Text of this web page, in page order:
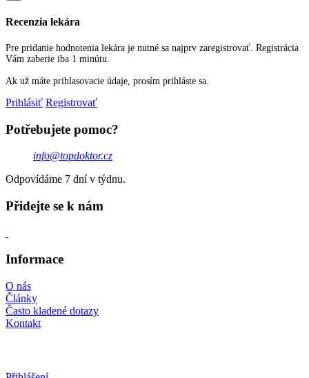
Recenzia lekára
Pre pridanie hodnotenia lekára je nutné sa najprv zaregistrovať. Registrácia
Vám zaberie iba 1 minútu.
Ak už máte prihlasovacie údaje, prosím prihláste sa.
Prihlásiť Registrovať
Potřebujete pomoc?
info@topdoktor.cz
Odpovídáme 7 dní v týdnu.
Přidejte se k nám
Informace
O nás
Články
Často kladené dotazy
Kontakt